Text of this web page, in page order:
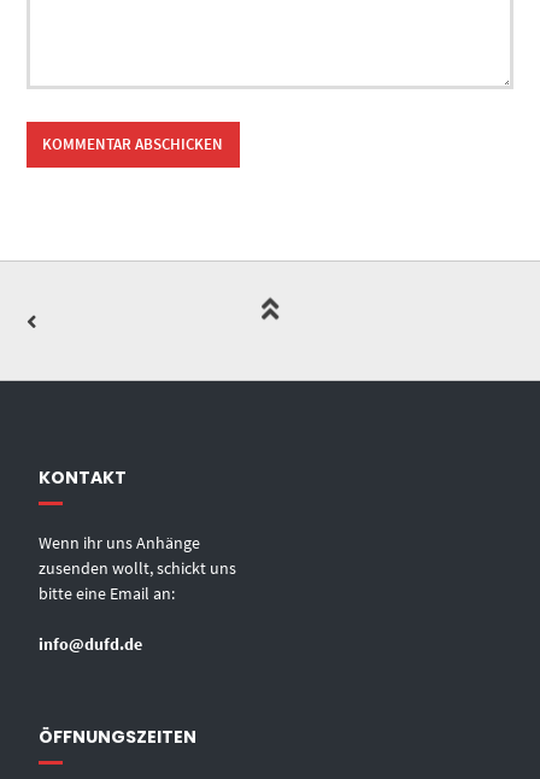
KONTAKT
Wenn ihr uns Anhänge
zusenden wollt, schickt uns
bitte eine Email an:
info@dufd.de
ÖFFNUNGSZEITEN